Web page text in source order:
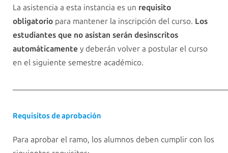
La asistencia a esta instancia es un requisito
obligatorio para mantener la inscripción del curso. Los
estudiantes que no asistan serán desinscritos
automáticamente y deberán volver a postular el curso
en el siguiente semestre académico.
Requisitos de aprobación
Para aprobar el ramo, los alumnos deben cumplir con los